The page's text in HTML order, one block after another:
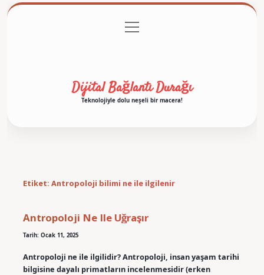
Gizlilik Politikası
menüyü
aç
Dijital Bağlantı Durağı
Teknolojiyle dolu neşeli bir macera!
Etiket: Antropoloji bilimi ne ile ilgilenir
Antropoloji Ne Ile Uğraşır
Tarih: Ocak 11, 2025
Antropoloji ne ile ilgilidir? Antropoloji, insan yaşam tarihi
bilgisine dayalı primatların incelenmesidir (erken